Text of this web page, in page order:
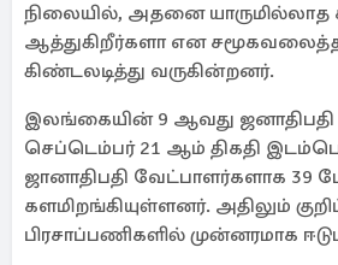
நிலையில், அதனை யாருமில்லாத
ஆத்துகிறீர்களா என
கிண்டலடித்து வருகின்றனர்.
இலங்கையின் 9 ஆவது
செப்டெம்பர் 21 ஆம் திகதி
ஜானாதிபதி வேட்பாளர்களாக 39
களமிறங்கியுள்ளனர். அதிலும்
பிரசாப்பணிகளில் முன்னரமாக